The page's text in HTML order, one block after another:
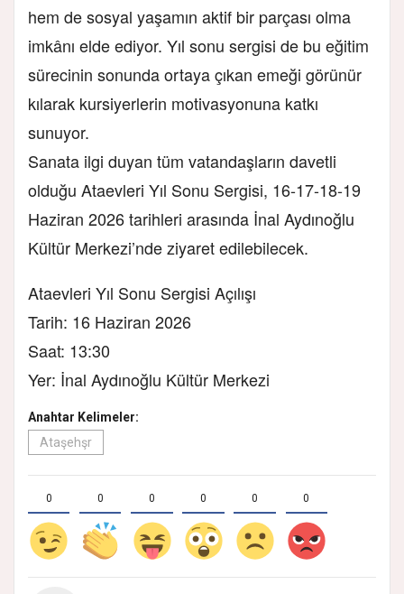
hem de sosyal yaşamın aktif bir parçası olma
imkânı elde ediyor. Yıl sonu sergisi de bu eğitim
sürecinin sonunda ortaya çıkan emeği görünür
kılarak kursiyerlerin motivasyonuna katkı
sunuyor.
Sanata ilgi duyan tüm vatandaşların davetli
olduğu Ataevleri Yıl Sonu Sergisi, 16-17-18-19
Haziran 2026 tarihleri arasında İnal Aydınoğlu
Kültür Merkezi’nde ziyaret edilebilecek.
Ataevleri Yıl Sonu Sergisi Açılışı
Tarih: 16 Haziran 2026
Saat: 13:30
Yer: İnal Aydınoğlu Kültür Merkezi
Anahtar Kelimeler:
Ataşehşr
0 0 0 0 0 0